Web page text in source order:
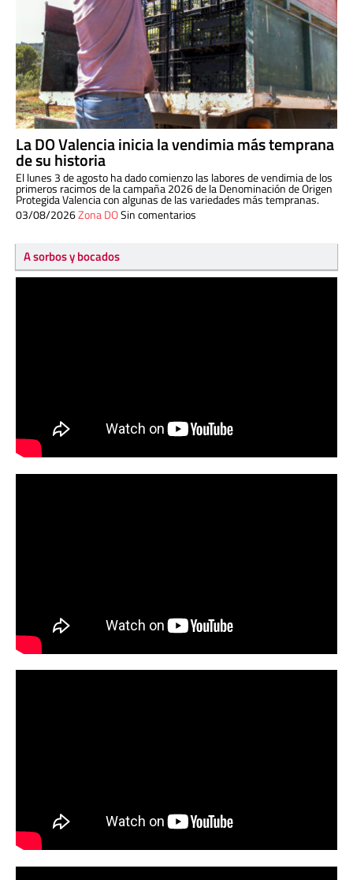
La DO Valencia inicia la vendimia más temprana
de su historia
El lunes 3 de agosto ha dado comienzo las labores de vendimia de los
primeros racimos de la campaña 2026 de la Denominación de Origen
Protegida Valencia con algunas de las variedades más tempranas.
03/08/2026Zona DOSin comentarios
A sorbos y bocados